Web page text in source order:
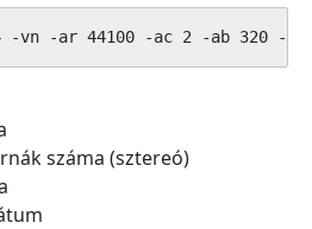
-vn -ar 44100 -ac 2 -ab 320 -f
száma (sztereó)